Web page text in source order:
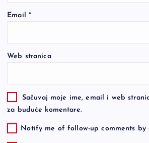
Email *
Web stranica
Sačuvaj moje ime, email i web
za buduće komentare.
Notify me of follow-up comments by